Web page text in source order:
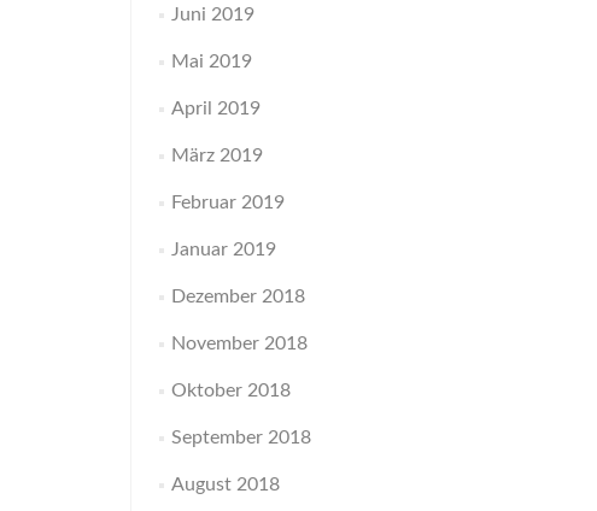
Juni 2019
Mai 2019
April 2019
März 2019
Februar 2019
Januar 2019
Dezember 2018
November 2018
Oktober 2018
September 2018
August 2018